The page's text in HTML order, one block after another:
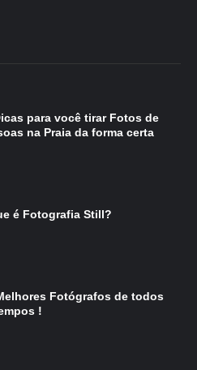
para você tirar Fotos de
na Praia da forma certa
é Fotografia Still?
Fotógrafos de todos
!